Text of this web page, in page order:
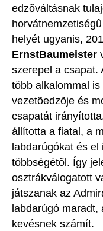
edzõváltásnak
helyét ugyanis,
ErnstBaumeister
szerepel a csapat.
több alkalommal
vezetõedzõje és
csapatát
állította a fiatal, a
labdarúgókat és
többségétõl. Így
osztrákválogatott
játszanak az
labdarúgó
kevésnek számít.